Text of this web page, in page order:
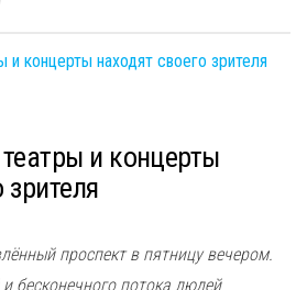
и концерты
зрителя
проспект в пятницу вечером.
бесконечного потока людей